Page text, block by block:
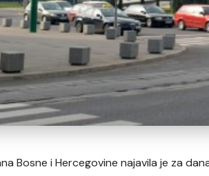
Bosne i Hercegovine najavila je za